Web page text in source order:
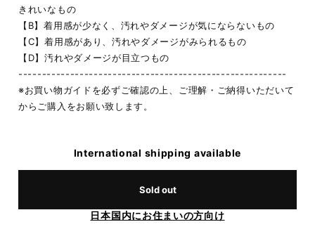
きれいなもの
【B】着用感が少なく、汚れやダメージが気にならないもの
【C】着用感があり、汚れやダメージがみられるもの
【D】汚れやダメージが目立つもの
---------------------------------------------------------
※お買い物ガイドを必ずご確認の上、ご理解・ご納得いただいて
からご購入をお願い致します。
International shipping available
Sold out
日本国内にお住まいの方向け